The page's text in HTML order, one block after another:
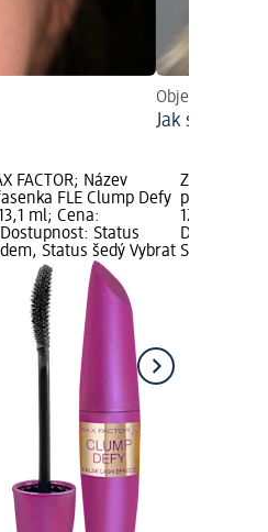
Objevit trendy
Jak si nalíčit
FACTOR; Název
FLE Clump Defy
ml; Cena:
Status
Status šedý Vybrat
Značka:
produktu:
12 ml;
Skladem,